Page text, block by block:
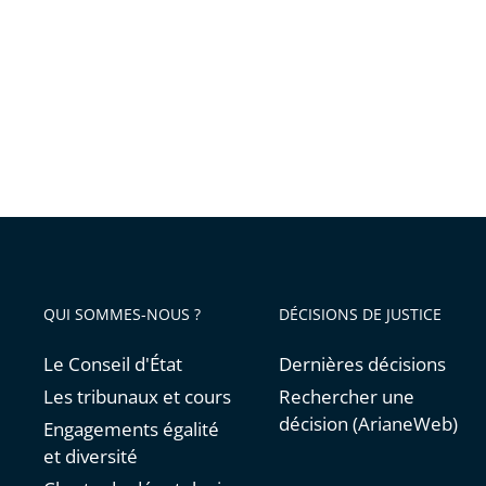
QUI SOMMES-NOUS ?
Le Conseil d'État
Les tribunaux et cours
Engagements égalité
et diversité
DÉCISIONS DE JUSTICE
Dernières décisions
Rechercher une
décision (ArianeWeb)